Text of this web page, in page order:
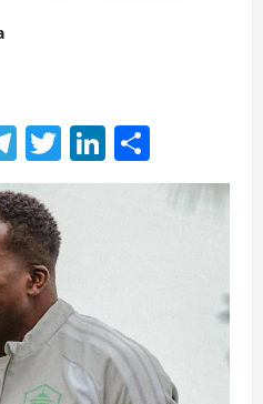
Telegram
TwitterLinkedIn